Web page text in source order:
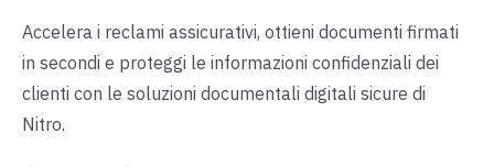
Accelera i reclami assicurativi, ottieni documenti firmati
in secondi e proteggi le informazioni confidenziali dei
clienti con le soluzioni documentali digitali sicure di
Nitro.